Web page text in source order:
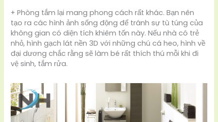
+ Phòng tắm lại mang phong cách rất khác. Bạn nên
tạo ra các hình ảnh sống động để tránh sự tù túng của
không gian có diện tích khiêm tốn này. Nếu nhà có trẻ
nhỏ, hình gạch lát nền 3D với những chú cá heo, hình về
đại dương chắc rằng sẽ làm bé rất thích thú mỗi khi đi
vệ sinh, tắm rửa.